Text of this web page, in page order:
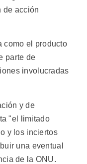
de acción
como el producto
parte de
involucradas
y de
"el limitado
y los inciertos
una eventual
de la ONU.